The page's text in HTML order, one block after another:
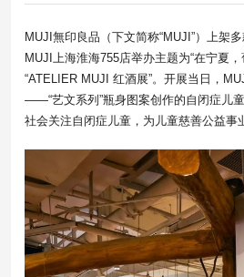
MUJI無印良品（下文简称“MUJI”）上架
MUJI上海淮海755店举办主题为“在宁夏
“ATELIER MUJI 红酒展”。开展当日，
——“艺文系列”瓶身图案创作的自闭症儿
社会关注自闭症儿童，为儿童慈善公益事